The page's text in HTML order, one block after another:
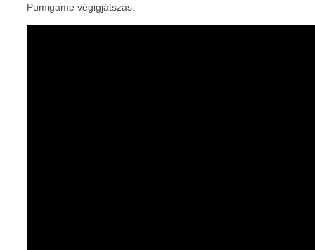
Pumigame végigjátszás: